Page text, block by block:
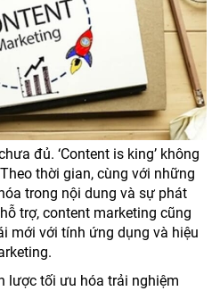
đủ. ‘Content is king’ không
thời gian, cùng với những
trong nội dung và sự phát
trợ, content marketing cũng
mới với tính ứng dụng và hiệu
lược tối ưu hóa trải nghiệm